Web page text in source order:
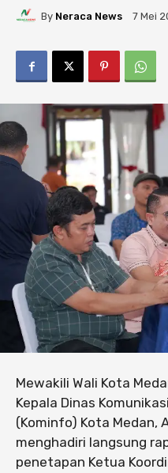
By Neraca News 7 Mei
Mewakili Wali Kota
Kepala Dinas
(Kominfo) Kota Medan,
menghadiri langsung
penetapan Ketua